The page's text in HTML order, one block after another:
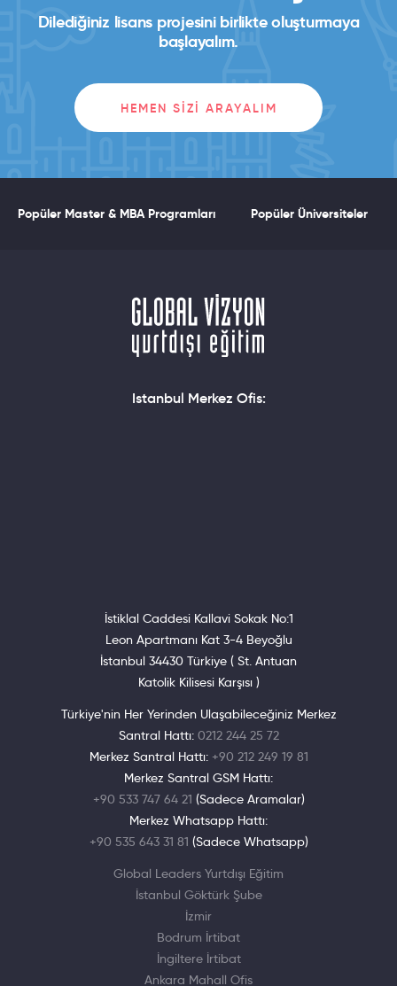
Dilediğiniz lisans projesini birlikte oluşturmaya
başlayalım.
HEMEN SIZI ARAYALIM
Popüler Master & MBA Programları Popüler Üniversiteler
Istanbul Merkez Ofis:
İstiklal Caddesi Kallavi Sokak No:1
Leon Apartmanı Kat 3-4 Beyoğlu
İstanbul 34430 Türkiye ( St. Antuan
Katolik Kilisesi Karşısı )
Türkiye'nin Her Yerinden Ulaşabileceğiniz Merkez
Santral Hattı: 0212 244 25 72
Merkez Santral Hattı: +90 212 249 19 81
Merkez Santral GSM Hattı:
+90 533 747 64 21 (Sadece Aramalar)
Merkez Whatsapp Hattı:
+90 535 643 31 81 (Sadece Whatsapp)
Global Leaders Yurtdışı Eğitim
İstanbul Göktürk Şube
İzmir
Bodrum İrtibat
İngiltere İrtibat
Ankara Mahall Ofis